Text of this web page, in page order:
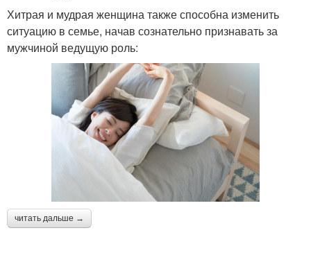
Хитрая и мудрая женщина также способна изменить
ситуацию в семье, начав сознательно признавать за
мужчиной ведущую роль:
читать дальше →